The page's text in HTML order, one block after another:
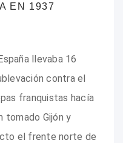
EN 1937
llevaba 16
contra el
franquistas hacía
tomado Gijón y
el frente norte de